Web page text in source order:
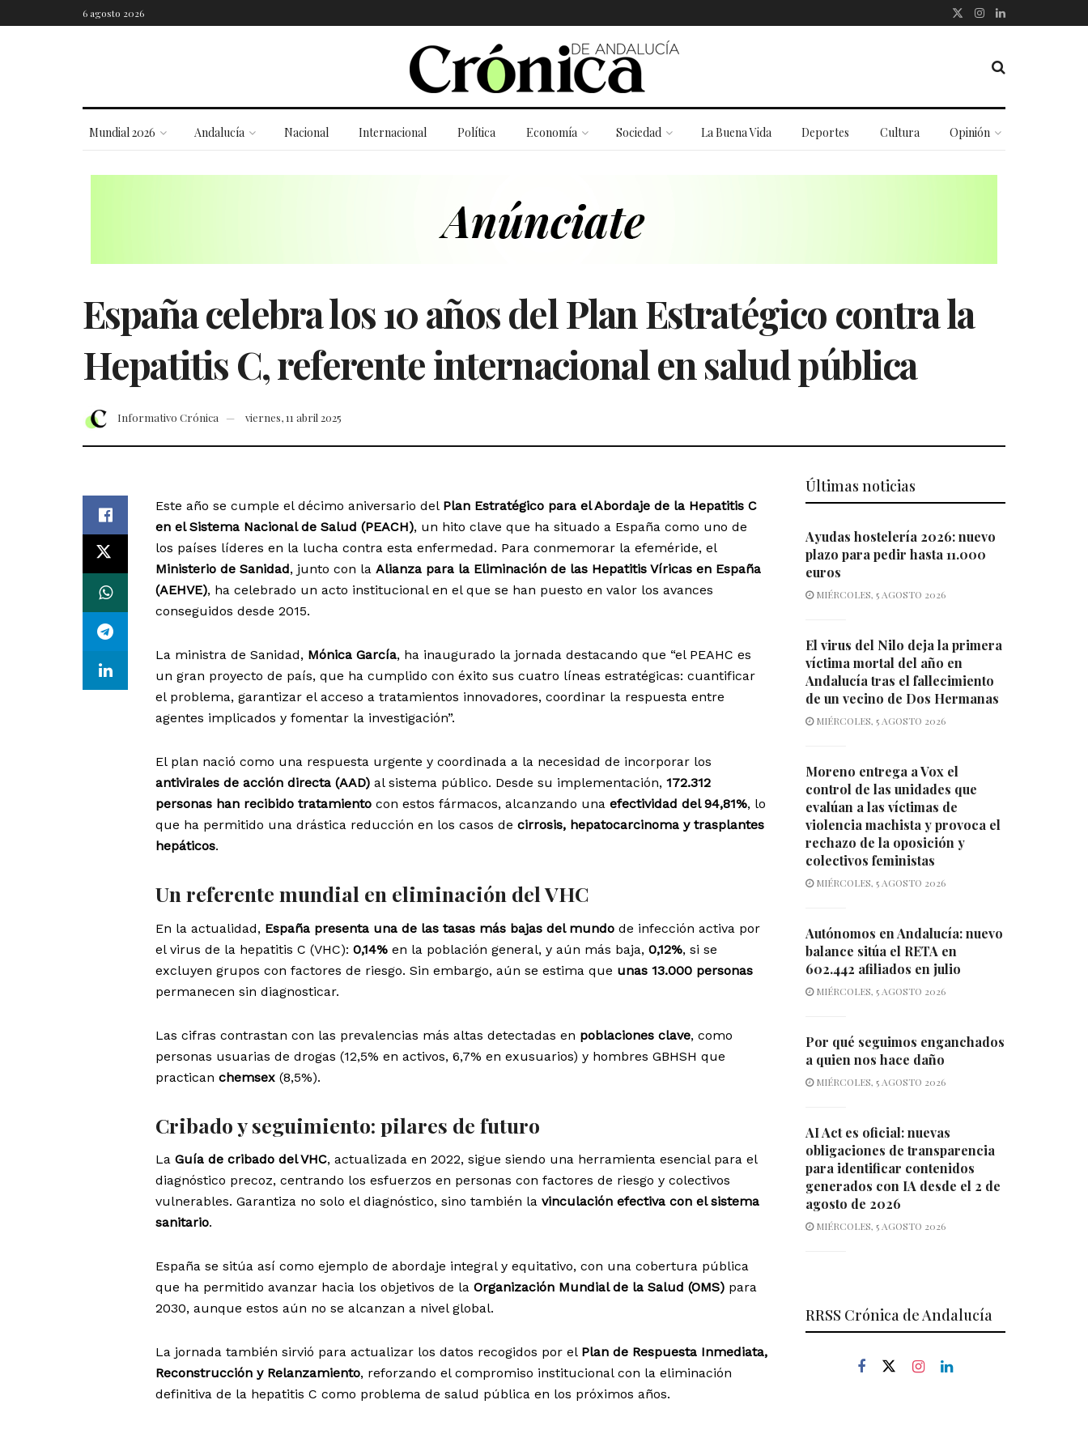
6 agosto 2026
Mundial 2026 Andalucía Nacional Internacional Política Economía Sociedad La Buena Vida Deportes Cultura Opinión
España celebra los 10 años del Plan Estratégico contra la
Hepatitis C, referente internacional en salud pública
Informativo Crónica viernes, 11 abril 2025
Este año se cumple el décimo aniversario del Plan Estratégico para el Abordaje de la Hepatitis C
en el Sistema Nacional de Salud (PEACH), un hito clave que ha situado a España como uno de
los países líderes en la lucha contra esta enfermedad. Para conmemorar la efeméride, el
Ministerio de Sanidad, junto con la Alianza para la Eliminación de las Hepatitis Víricas en España
(AEHVE), ha celebrado un acto institucional en el que se han puesto en valor los avances
conseguidos desde 2015.
La ministra de Sanidad, Mónica García, ha inaugurado la jornada destacando que “el PEAHC es
un gran proyecto de país, que ha cumplido con éxito sus cuatro líneas estratégicas: cuantificar
el problema, garantizar el acceso a tratamientos innovadores, coordinar la respuesta entre
agentes implicados y fomentar la investigación”.
El plan nació como una respuesta urgente y coordinada a la necesidad de incorporar los
antivirales de acción directa (AAD) al sistema público. Desde su implementación, 172.312
personas han recibido tratamiento con estos fármacos, alcanzando una efectividad del 94,81%, lo
que ha permitido una drástica reducción en los casos de cirrosis, hepatocarcinoma y trasplantes
hepáticos.
Un referente mundial en eliminación del VHC
En la actualidad, España presenta una de las tasas más bajas del mundo de infección activa por
el virus de la hepatitis C (VHC): 0,14% en la población general, y aún más baja, 0,12%, si se
excluyen grupos con factores de riesgo. Sin embargo, aún se estima que unas 13.000 personas
permanecen sin diagnosticar.
Las cifras contrastan con las prevalencias más altas detectadas en poblaciones clave, como
personas usuarias de drogas (12,5% en activos, 6,7% en exusuarios) y hombres GBHSH que
practican chemsex (8,5%).
Cribado y seguimiento: pilares de futuro
La Guía de cribado del VHC, actualizada en 2022, sigue siendo una herramienta esencial para el
diagnóstico precoz, centrando los esfuerzos en personas con factores de riesgo y colectivos
vulnerables. Garantiza no solo el diagnóstico, sino también la vinculación efectiva con el sistema
sanitario.
España se sitúa así como ejemplo de abordaje integral y equitativo, con una cobertura pública
que ha permitido avanzar hacia los objetivos de la Organización Mundial de la Salud (OMS) para
2030, aunque estos aún no se alcanzan a nivel global.
La jornada también sirvió para actualizar los datos recogidos por el Plan de Respuesta Inmediata,
Reconstrucción y Relanzamiento, reforzando el compromiso institucional con la eliminación
definitiva de la hepatitis C como problema de salud pública en los próximos años.
Últimas noticias
Ayudas hostelería 2026: nuevo
plazo para pedir hasta 11.000
euros
MIÉRCOLES, 5 AGOSTO 2026
El virus del Nilo deja la primera
víctima mortal del año en
Andalucía tras el fallecimiento
de un vecino de Dos Hermanas
MIÉRCOLES, 5 AGOSTO 2026
Moreno entrega a Vox el
control de las unidades que
evalúan a las víctimas de
violencia machista y provoca el
rechazo de la oposición y
colectivos feministas
MIÉRCOLES, 5 AGOSTO 2026
Autónomos en Andalucía: nuevo
balance sitúa el RETA en
602.442 afiliados en julio
MIÉRCOLES, 5 AGOSTO 2026
Por qué seguimos enganchados
a quien nos hace daño
MIÉRCOLES, 5 AGOSTO 2026
AI Act es oficial: nuevas
obligaciones de transparencia
para identificar contenidos
generados con IA desde el 2 de
agosto de 2026
MIÉRCOLES, 5 AGOSTO 2026
RRSS Crónica de Andalucía